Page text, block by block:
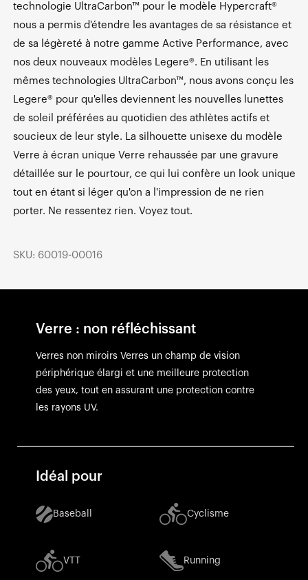
technologie UltraCarbon™ pour le modèle Hypercraft®
nous a permis d'étendre les avantages de sa résistance et
de sa légèreté à notre gamme Active Performance, avec
nos deux nouveaux modèles Legere®. En utilisant les
mêmes technologies UltraCarbon™, nous avons conçu les
Legere® pour qu'elles deviennent les nouvelles lunettes
de soleil préférées au quotidien des athlètes actifs et
soucieux de leur style. La silhouette unisexe du modèle
Verre à écran unique Verre rehaussée par une gravure
détaillée sur le pourtour, ce qui lui confère un look unique
tout en étant si léger qu'on a l'impression de ne rien
porter. Ne ressentez rien. Voyez tout.
SKU: 60019-00016
Verre : non réfléchissant
Verres non miroirs Verres un champ de vision
périphérique élargi et une meilleure protection
des yeux, tout en assurant une protection contre
les rayons UV.
Idéal pour
Baseball Cyclisme
VTT Running